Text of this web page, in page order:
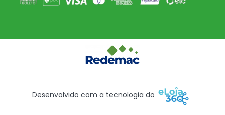
Desenvolvido com a tecnologia do